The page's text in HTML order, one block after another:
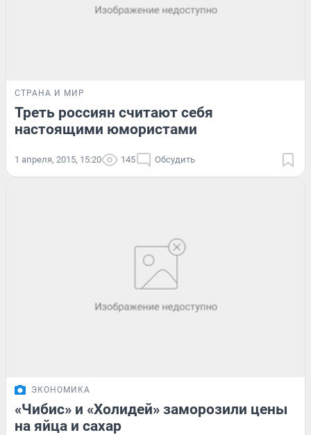
СТРАНА И МИР
Треть россиян считают себя
настоящими юмористами
1 апреля, 2015, 15:20 145 Обсудить
ЭКОНОМИКА
«Чибис» и «Холидей» заморозили цены
на яйца и сахар